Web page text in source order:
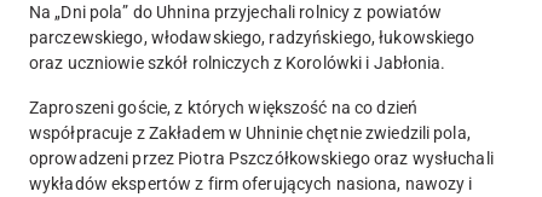
Na „Dni pola” do Uhnina przyjechali rolnicy z powiatów
parczewskiego, włodawskiego, radzyńskiego, łukowskiego
oraz uczniowie szkół rolniczych z Korolówki i Jabłonia.
Zaproszeni goście, z których większość na co dzień
współpracuje z Zakładem w Uhninie chętnie zwiedzili pola,
oprowadzeni przez Piotra Pszczółkowskiego oraz wysłuchali
wykładów ekspertów z firm oferujących nasiona, nawozy i